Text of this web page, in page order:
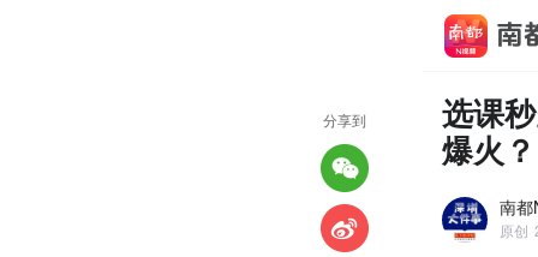
选课
爆火？
南都
原创
分享到